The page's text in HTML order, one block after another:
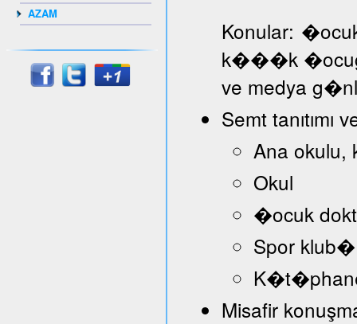
AZAM
Konular:
k���k
ve medya
Semt
Ana okulu,
Okul
�ocuk
Spor klub�
Misafir